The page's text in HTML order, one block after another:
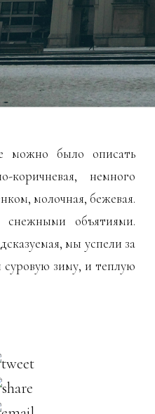
можно было описать
немного
молочная, бежевая.
снежными объятиями.
мы успели за
суровую зиму, и теплую